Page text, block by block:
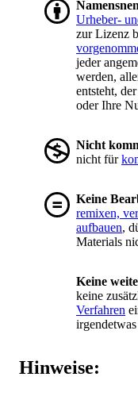
Urheber-
zur Lizenz
jeder
werden,
entsteht,
oder Ihre
Nicht
nicht für
Keine
remixen,
aufbauen,
Materials
Keine
keine
Verfahren
Hinweise: